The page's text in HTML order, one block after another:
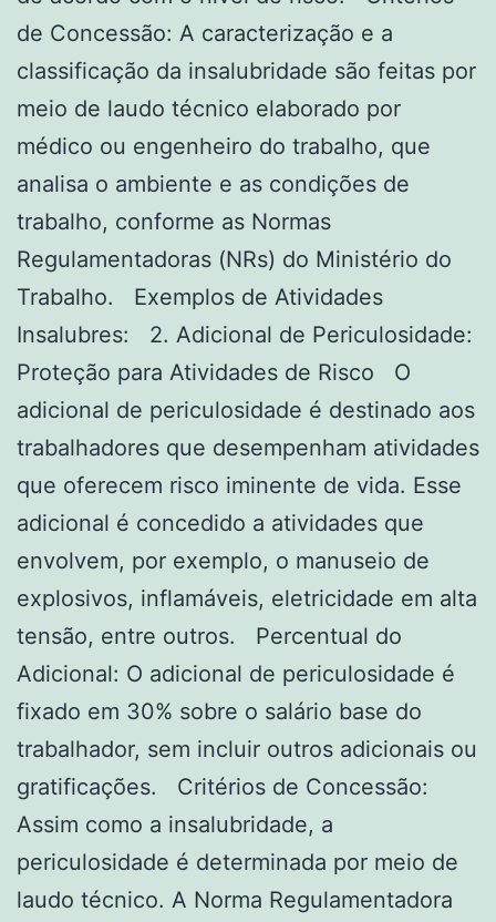
de Concessão: A caracterização e a
classificação da insalubridade são feitas por
meio de laudo técnico elaborado por
médico ou engenheiro do trabalho, que
analisa o ambiente e as condições de
trabalho, conforme as Normas
Regulamentadoras (NRs) do Ministério do
Trabalho. Exemplos de Atividades
Insalubres: 2. Adicional de Periculosidade:
Proteção para Atividades de Risco O
adicional de periculosidade é destinado aos
trabalhadores que desempenham atividades
que oferecem risco iminente de vida. Esse
adicional é concedido a atividades que
envolvem, por exemplo, o manuseio de
explosivos, inflamáveis, eletricidade em alta
tensão, entre outros. Percentual do
Adicional: O adicional de periculosidade é
fixado em 30% sobre o salário base do
trabalhador, sem incluir outros adicionais ou
gratificações. Critérios de Concessão:
Assim como a insalubridade, a
periculosidade é determinada por meio de
laudo técnico. A Norma Regulamentadora